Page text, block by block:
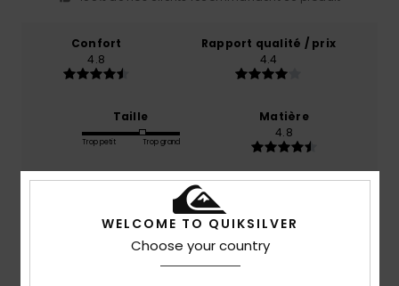
Confort
4.8
Rapport qualité / prix
4.4
Taille
Trop petit Trop grand
Matière
4.8
Coloris
4.8
WELCOME TO QUIKSILVER
Choose your country